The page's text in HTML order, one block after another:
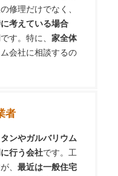
修理だけでなく、
考えている場合
す。特に、家全体
会社に相談するの
者
ンやガルバリウム
行う会社です。工
、最近は一般住宅